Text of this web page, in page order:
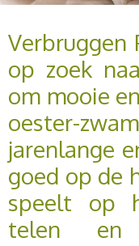
Verbruggen
op zoek
om mooie
oester-
jarenlange
goed op de
speelt op
telen en